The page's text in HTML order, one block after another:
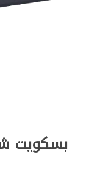
بسكويت